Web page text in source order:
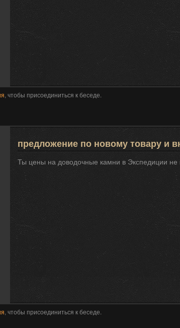
, чтобы присоединиться к беседе.
предложение по новому товару и
Ты цены на доводочные камни в Экспедиции
, чтобы присоединиться к беседе.